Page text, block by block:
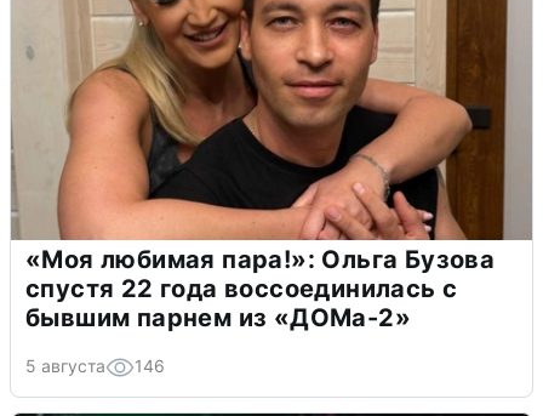
«Моя любимая пара!»: Ольга Бузова
спустя 22 года воссоединилась с
бывшим парнем из «ДОМа-2»
5 августа 146